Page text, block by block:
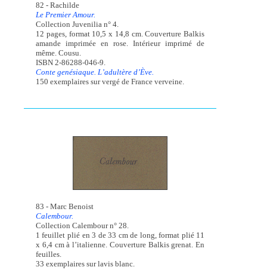
82 - Rachilde
Le Premier Amour.
Collection Juvenilia n° 4.
12 pages, format 10,5 x 14,8 cm. Couverture Balkis
amande imprimée en rose. Intérieur imprimé de
même. Cousu.
ISBN 2-86288-046-9.
Conte genésiaque. L’adultère d’Ève.
150 exemplaires sur vergé de France verveine.
83 - Marc Benoist
Calembour.
Collection Calembour n° 28.
1 feuillet plié en 3 de 33 cm de long, format plié 11
x 6,4 cm à l’italienne. Couverture Balkis grenat. En
feuilles.
33 exemplaires sur lavis blanc.